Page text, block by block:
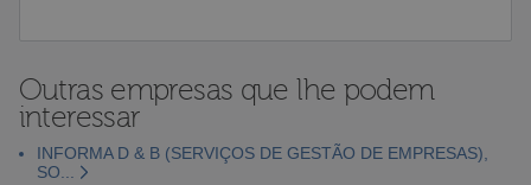
Outras empresas que lhe podem
interessar
INFORMA D & B (SERVIÇOS DE GESTÃO DE EMPRESAS),
SO...